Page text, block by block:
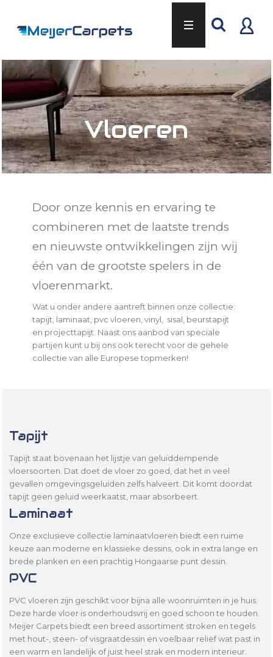
Vloeren
Door onze kennis en ervaring te
combineren met de laatste trends
en nieuwste ontwikkelingen zijn wij
één van de grootste spelers in de
vloerenmarkt.
Wat u onder andere aantreft binnen onze collectie:
tapijt, laminaat, pvc vloeren, vinyl, sisal, beurstapijt
en projecttapijt. Naast ons aanbod van speciale
partijen kunt u bij ons ook terecht voor de gehele
collectie van alle Europese topmerken!
Tapijt
Tapijt staat bovenaan het lijstje van geluiddempende
vloersoorten. Dat doet de vloer zo goed, dat het in veel
gevallen omgevingsgeluiden zelfs halveert. Dit komt doordat
tapijt geen geluid weerkaatst, maar absorbeert.
Laminaat
Onze exclusieve collectie laminaatvloeren biedt een ruime
keuze aan moderne en klassieke dessins, ook in extra lange en
brede planken en een prachtig Hongaarse punt dessin.
PVC
PVC vloeren zijn geschikt voor bijna alle woonruimten in je huis.
Deze harde vloer is onderhoudsvrij en goed schoon te houden.
Meijer Carpets biedt een breed assortiment stroken en tegels
met hout-, steen- of visgraatdessin en voelbaar reliëf wat past in
een warm en landelijk of juist heel strak en modern interieur.